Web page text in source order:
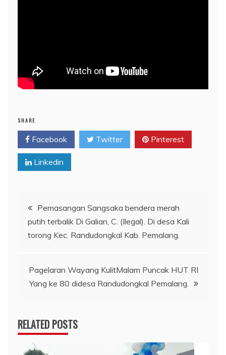
SHARE
Facebook Twitter Pinterest
Linkedin
Post
navigation
Pemasangan Sangsaka bendera merah
putih terbalik Di Galian, C. (Ilegal). Di desa Kali
torong Kec. Randudongkal Kab. Pemalang.
Pagelaran Wayang KulitMalam Puncak HUT RI
Yang ke 80 didesa Randudongkal Pemalang.
RELATED POSTS